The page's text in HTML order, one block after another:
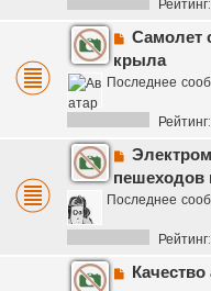
Самолет
крыла
Последнее
Последнее